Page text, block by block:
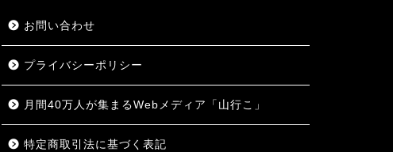
お問い合わせ
プライバシーポリシー
月間40万人が集まるWebメディア「山行こ」
特定商取引法に基づく表記